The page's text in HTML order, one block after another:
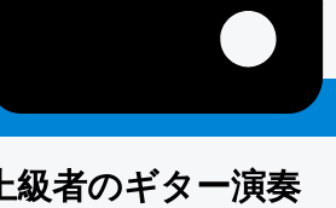
級者のギター演奏